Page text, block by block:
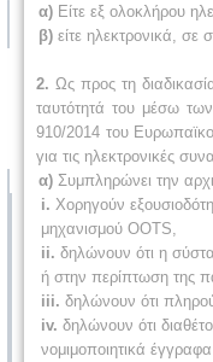
α) Είτε εξ ολοκλήρου
β) είτε ηλεκτρονικά,
2. Ως προς τη
ταυτότητά του μέσω
910/2014 του
για τις ηλεκτρονικές
α) Συμπληρώνει την
i. Χορηγούν
μηχανισμού OOTS,
ii. δηλώνουν ότι η
ή στην περίπτωση της
iii. δηλώνουν ότι
iv. δηλώνουν ότι
νομιμοποιητικά